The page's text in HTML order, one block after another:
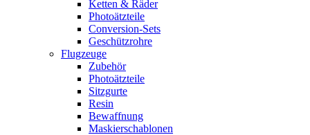
Ketten & Räder
Photoätzteile
Conversion-Sets
Geschützrohre
Flugzeuge
Zubehör
Photoätzteile
Sitzgurte
Resin
Bewaffnung
Maskierschablonen